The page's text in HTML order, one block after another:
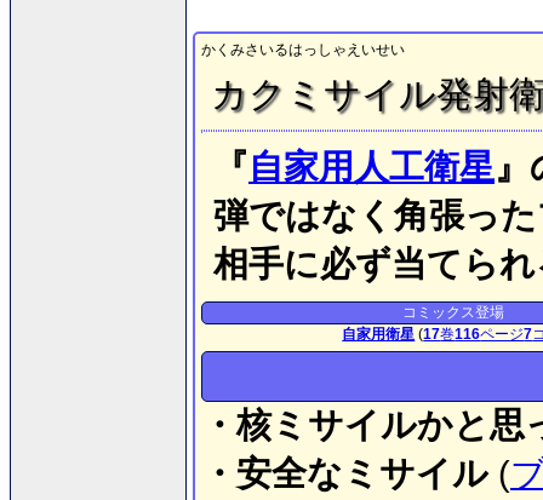
かくみさいるはっしゃえいせい
カクミサイル発射
『自家用人工衛星』
弾ではなく角張っ
相手に必ず当てら
コミックス登場
自家用衛星 (17巻116ページ7
・核ミサイルかと
・安全なミサイル(